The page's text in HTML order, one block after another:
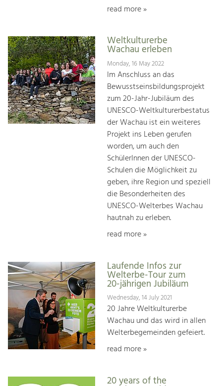
read more »
Weltkulturerbe
Wachau erleben
Monday, 16 May 2022
Im Anschluss an das
Bewusstseinsbildungsprojekt
zum 20-Jahr-Jubiläum des
UNESCO-Weltkulturerbestatus
der Wachau ist ein weiteres
Projekt ins Leben gerufen
worden, um auch den
SchülerInnen der UNESCO-
Schulen die Möglichkeit zu
geben, ihre Region und speziell
die Besonderheiten des
UNESCO-Welterbes Wachau
hautnah zu erleben.
read more »
Laufende Infos zur
Welterbe-Tour zum
20-jährigen Jubiläum
Wednesday, 14 July 2021
20 Jahre Weltkulturerbe
Wachau und das wird in allen
Welterbegemeinden gefeiert.
read more »
20 years of the